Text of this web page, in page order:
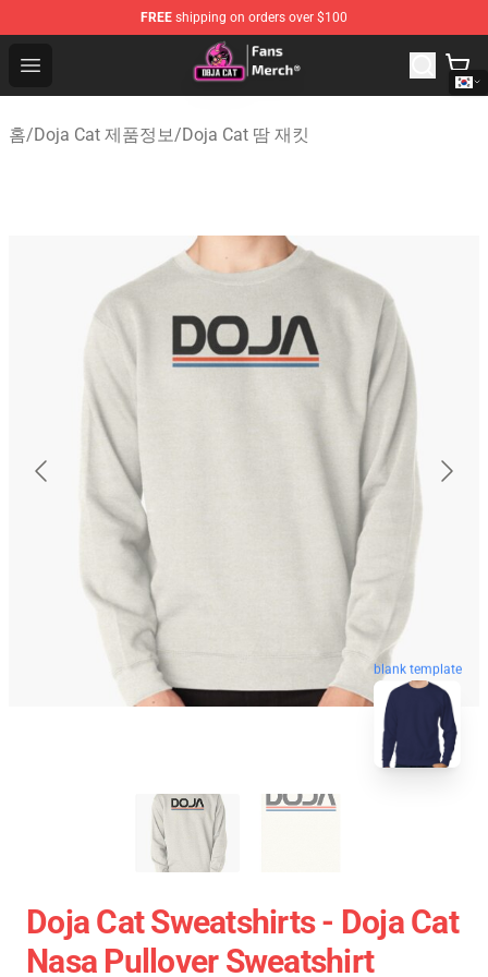
FREE shipping on orders over $100
Open menu
Doja Cat Store - Official Doja Cat Merchandise Shop
홈/Doja Cat 제품정보/Doja Cat 땀 재킷
blank template
Doja Cat Sweatshirts - Doja Cat
Nasa Pullover Sweatshirt